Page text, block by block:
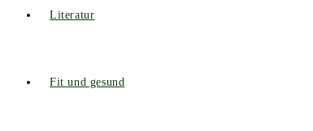
Literatur
Fit und gesund